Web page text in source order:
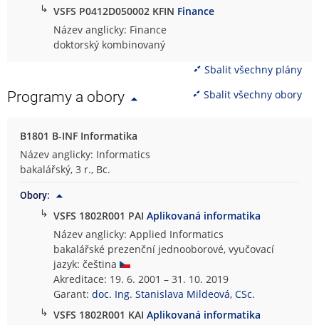
↳ VSFS P0412D050002 KFIN Finance
Název anglicky: Finance
doktorský kombinovaný
Sbalit všechny plány
Programy a obory Sbalit všechny obory
B1801 B-INF Informatika
Název anglicky: Informatics
bakalářský, 3 r., Bc.
Obory:
↳ VSFS 1802R001 PAIAplikovaná informatika
Název anglicky: Applied Informatics
bakalářské prezenční jednooborové, vyučovací
jazyk: čeština
Akreditace: 19. 6. 2001 – 31. 10. 2019
Garant:doc. Ing. Stanislava Mildeová, CSc.
↳ VSFS 1802R001 KAIAplikovaná informatika